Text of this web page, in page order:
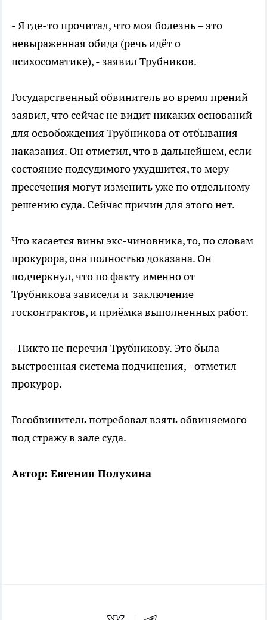
- Я где-то прочитал, что моя болезнь – это
невыраженная обида (речь идёт о
психосоматике), - заявил Трубников.
Государственный обвинитель во время прений
заявил, что сейчас не видит никаких оснований
для освобождения Трубникова от отбывания
наказания. Он отметил, что в дальнейшем, если
состояние подсудимого ухудшится, то меру
пресечения могут изменить уже по отдельному
решению суда. Сейчас причин для этого нет.
Что касается вины экс-чиновника, то, по словам
прокурора, она полностью доказана. Он
подчеркнул, что по факту именно от
Трубникова зависели и заключение
госконтрактов, и приёмка выполненных работ.
- Никто не перечил Трубникову. Это была
выстроенная система подчинения, - отметил
прокурор.
Гособвинитель потребовал взять обвиняемого
под стражу в зале суда.
Автор: Евгения Полухина